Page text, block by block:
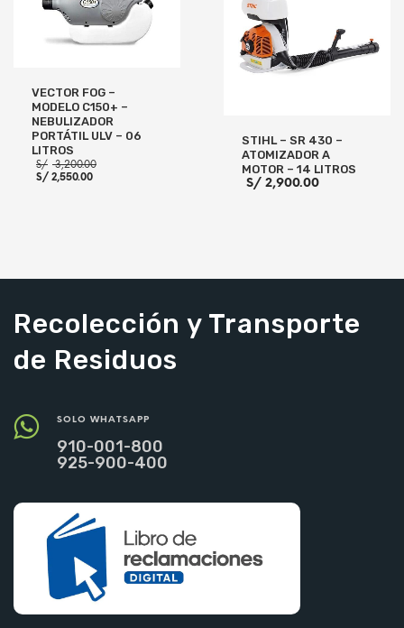
VECTOR FOG –
MODELO C150+ –
NEBULIZADOR
PORTÁTIL ULV – 06
LITROS
S/ 3,200.00
S/ 2,550.00
STIHL – SR 430 –
ATOMIZADOR A
MOTOR – 14 LITROS
S/2,900.00
Recolección y Transporte
de Residuos
SOLO WHATSAPP
910-001-800
925-900-400